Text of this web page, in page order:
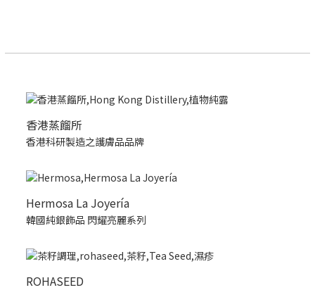
香港蒸餾所
香港科研製造之護膚品品牌
Hermosa La Joyería
韓國純銀飾品 閃耀亮麗系列
ROHASEED